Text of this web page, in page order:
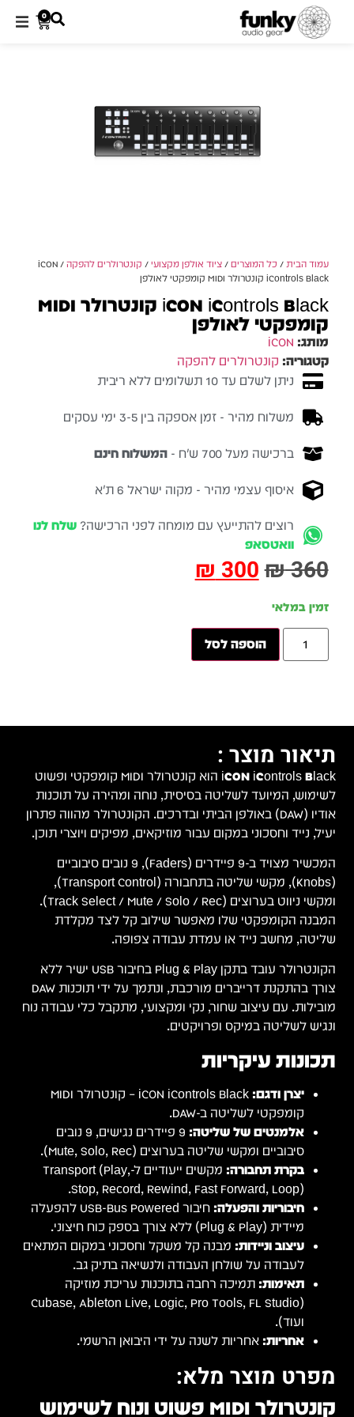
0
עמוד הבית / כל המוצרים /ציוד אולפן מקצועי / קונטרולרים להפקה
/ iCON
iControls Black קונטרולר MIDI קומפקטי לאולפן
iCON iControls Black קונטרולר MIDI
קומפקטי לאולפן
מותג: iCON
קטגוריה: קונטרולרים להפקה
ניתן לשלם עד 10 תשלומים ללא ריבית
משלוח מהיר - זמן אספקה בין 3-5 ימי עסקים
ברכישה מעל 700 ש״ח - המשלוח חינם
איסוף עצמי מהיר - מקוה ישראל 6 ת״א
רוצים להתייעץ עם מומחה לפני הרכישה? שלח לנו
וואטסאפ
₪360
₪300
זמין במלאי
הוספה לסל
תיאור מוצר :
iCON iControls Black
הוא קונטרולר MIDI קומפקטי ופשוט
לשימוש, המיועד לשליטה בסיסית, נוחה ומהירה על תוכנות
אודיו (DAW) באולפן הביתי ובדרכים. הקונטרולר מהווה פתרון
יעיל, נייד וחסכוני במקום עבור מוזיקאים, מפיקים ויוצרי תוכן.
המכשיר מצויד ב-9 פיידרים (Faders), 9 נובים סיבוביים
(Knobs), מקשי שליטה בתחבורה (Transport Control),
ומקשי ניווט בערוצים (Track Select / Mute / Solo / Rec).
המבנה הקומפקטי שלו מאפשר שילוב קל לצד מקלדת
שליטה, מחשב נייד או עמדת עבודה צפופה.
הקונטרולר עובד בתקן Plug & Play בחיבור USB ישיר ללא
צורך בהתקנת דרייברים מורכבת, ונתמך על ידי תוכנות DAW
מובילות. עם עיצוב שחור, נקי ומקצועי, מתקבל כלי עבודה נוח
ונגיש לשליטה במיקס ופרויקטים.
תכונות עיקריות
יצרן ודגם:
iCON iControls Black – קונטרולר MIDI
קומפקטי לשליטה ב-DAW.
אלמנטים של שליטה:
9 פיידרים נגישים, 9 נובים
סיבוביים ומקשי שליטה בערוצים (Mute, Solo, Rec).
בקרת תחבורה:
מקשים ייעודיים ל-Transport (Play,
Stop, Record, Rewind, Fast Forward, Loop).
חיבוריות והפעלה:
חיבור USB-Bus Powered להפעלה
מיידית (Plug & Play) ללא צורך בספק כוח חיצוני.
עיצוב וניידות: מבנה קל משקל וחסכוני במקום המתאים
לעבודה על שולחן העבודה ולנשיאה בתיק גב.
תאימות: תמיכה רחבה בתוכנות עריכת מוזיקה
(Cubase, Ableton Live, Logic, Pro Tools, FL Studio
ועוד).
אחריות: אחריות לשנה על ידי היבואן הרשמי.
מפרט מוצר מלא:
קונטרולר MIDI פשוט ונוח לשימוש